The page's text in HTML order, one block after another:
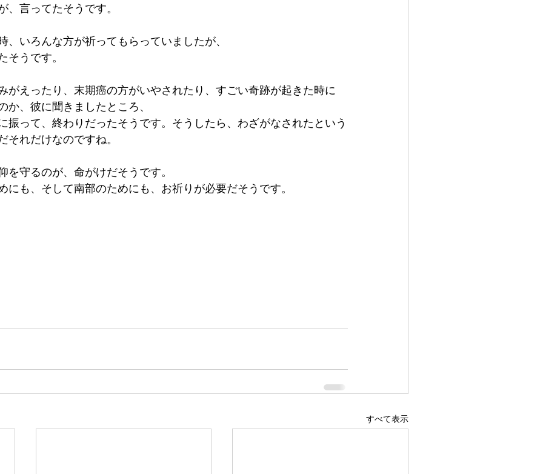
言ってたそうです。
、いろんな方が祈ってもらっていましたが、
そうです。
がえったり、末期癌の方がいやされたり、すごい奇跡が起きた時に
か、彼に聞きましたところ、
振って、終わりだったそうです。そうしたら、わざがなされたという
れだけなのですね。
を守るのが、命がけだそうです。
にも、そして南部のためにも、お祈りが必要だそうです。
すべて表示